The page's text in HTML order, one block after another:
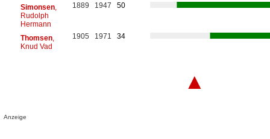
Simonsen,
Rudolph
Hermann
1889 1947 50
Thomsen,
Knud Vad
1905 1971 34
▲
Anzeige